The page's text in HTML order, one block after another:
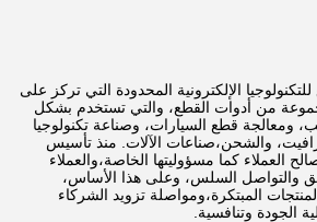
الإلكترونية المحدودة التي تركز على
من أدوات القطع، والتي تستخدم بشكل
ومعالجة قطع السيارات، وصناعة تكنولوجيا
والشحن،صناعات الآلات. منذ تأسيس
العملاء كما مسؤوليتها الخاصة،والعملاء
والتواصل السلس، وعلى هذا الأساس،
المبتكرة،ومواصلة تزويد الشركاء
الجودة وتنافسية.